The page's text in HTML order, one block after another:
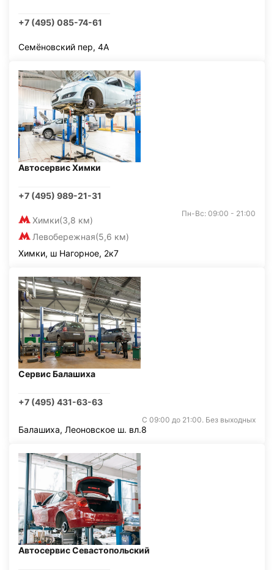
+7 (495) 085-74-61
Семёновский пер, 4А
Автосервис Химки
+7 (495) 989-21-31
Химки(3,8 км)
Левобережная(5,6 км)
Пн-Вс: 09:00 - 21:00
Химки, ш Нагорное, 2к7
Сервис Балашиха
+7 (495) 431-63-63
С 09:00 до 21:00. Без выходных
Балашиха, Леоновское ш. вл.8
Автосервис Севастопольский